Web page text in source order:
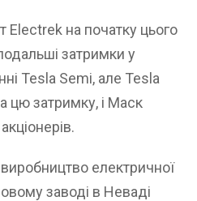
Electrek на початку цього
затримки у
Tesla Semi, але Tesla
цю затримку, і Маск
електричної
заводі в Неваді